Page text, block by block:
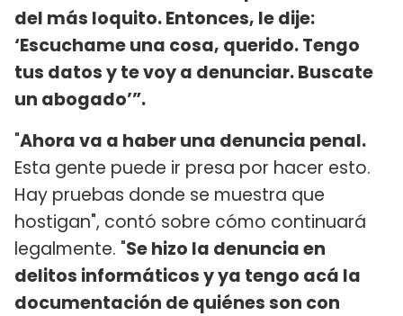
del más loquito. Entonces, le dije:
‘Escuchame una cosa, querido. Tengo
tus datos y te voy a denunciar. Buscate
un abogado’”.
"Ahora va a haber una denuncia penal.
Esta gente puede ir presa por hacer esto.
Hay pruebas donde se muestra que
hostigan", contó sobre cómo continuará
legalmente. "Se hizo la denuncia en
delitos informáticos y ya tengo acá la
documentación de quiénes son con